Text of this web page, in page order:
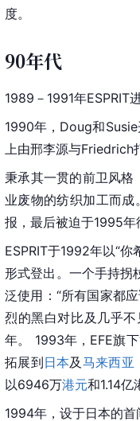
度。
90年代
1989－1991年ESPRIT
1990年，Doug和Susie
上由邢李源与
秉承其一贯的前卫风格
业废物的纺织加工而
报，最后被迫于1995年
ESPRIT于1992年以“
形式登出。一个手持拐
泛使用：“所有国家都
烈的黑白对比及几乎
年。 1993年，EFE旗下
拓展到日本及 马来西亚
以6946万港元和1.14亿
1994年，设于日本的